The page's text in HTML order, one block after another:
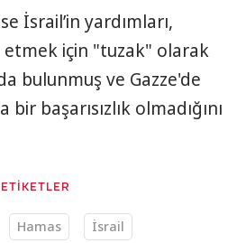
İsrail’in yardımları,
için "tuzak" olarak
bulunmuş ve Gazze'de
bir başarısızlık olmadığını
ETİKETLER
Hamas
İsrail